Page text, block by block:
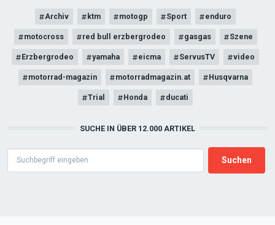
Archiv ktm motogp Sport enduro
motocross red bull erzbergrodeo gasgas Szene
Erzbergrodeo yamaha eicma ServusTV video
motorrad-magazin motorradmagazin.at Husqvarna
Trial Honda ducati
SUCHE IN ÜBER 12.000 ARTIKEL